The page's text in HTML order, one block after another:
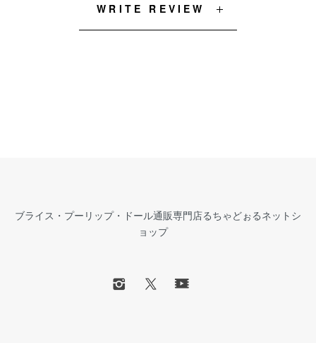
WRITE REVIEW
ブライス・プーリップ・ドール通販専門店るちゃどぉるネットシ
ョップ